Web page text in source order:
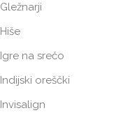
Gležnarji
Hiše
Igre na srečo
Indijski oreščki
Invisalign